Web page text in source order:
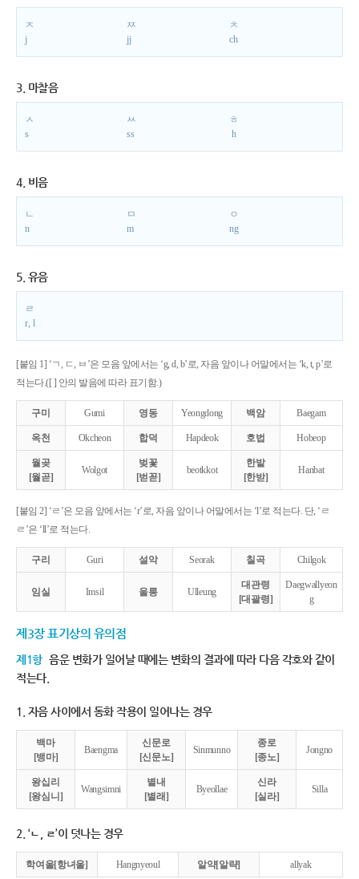
ㅈ
j
ㅉ
jj
ㅊ
ch
3. 마찰음
ㅅ
s
ㅆ
ss
ㅎ
h
4. 비음
ㄴ
n
ㅁ
m
ㅇ
ng
5. 유음
ㄹ
r, l
[붙임 1] ‘ㄱ, ㄷ, ㅂ’은 모음 앞에서는 ‘g, d, b’로, 자음 앞이나 어말에서는 ‘k, t, p’로
적는다.([ ] 안의 발음에 따라 표기함.)
구미 Gumi 영동 Yeongdong 백암 Baegam
옥천 Okcheon 합덕 Hapdeok 호법 Hobeop
월곶
[월곧]
Wolgot
벚꽃
[벋꼳]
beotkkot
한밭
[한받]
Hanbat
[붙임 2] ‘ㄹ’은 모음 앞에서는 ‘r’로, 자음 앞이나 어말에서는 ‘l’로 적는다. 단, ‘ㄹ
ㄹ’은 ‘ll’로 적는다.
구리 Guri 설악 Seorak 칠곡 Chilgok
임실 Imsil 울릉 Ulleung
대관령
[대괄령]
Daegwallyeon
g
제3장 표기상의 유의점
제1항 음운 변화가 일어날 때에는 변화의 결과에 따라 다음 각호와 같이
적는다.
1. 자음 사이에서 동화 작용이 일어나는 경우
백마
[뱅마]
Baengma
신문로
[신문노]
Sinmunno
종로
[종노]
Jongno
왕십리
[왕심니]
Wangsimni
별내
[별래]
Byeollae
신라
[실라]
Silla
2. ‘ㄴ, ㄹ’이 덧나는 경우
학여울[항녀울] Hangnyeoul 알약[알략] allyak